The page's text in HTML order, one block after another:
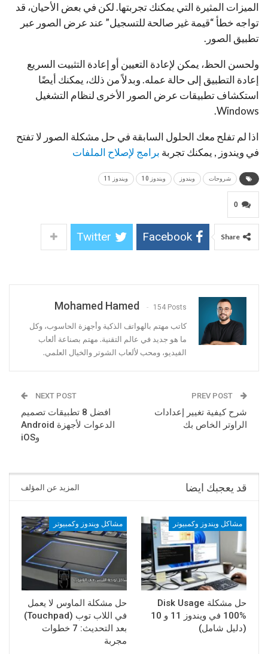
الميزات المثيرة التي يمكنك تجربتها. لكن في بعض الأحيان، قد
تواجه خطأ “قيمة غير صالحة للتسجيل” عند عرض الصور عبر
تطبيق الصور.
ولحسن الحظ، يمكن لإعادة التعيين أو إعادة التثبيت السريع
إعادة التطبيق إلى حالة عمله. وبدلاً من ذلك، يمكنك أيضًا
استكشاف تطبيقات عرض الصور الأخرى لنظام التشغيل
Windows.
اذا لم تفلح معك الحلول السابقة في حل مشكلة الصور لا تفتح
في ويندوز , يمكنك تجربة برامج لإصلاح الملفات
شروحات ويندوز ويندوز 10 ويندوز 11
0
Share
Facebook
Twitter
Mohamed Hamed 154 Posts
كاتب مهتم بالهواتف الذكية وأجهزة الحاسوب، وكل
ما هو جديد في عالم التقنية. مهتم بصناعة ألعاب
الفيديو، ومحب لألعاب الشوتر والخيال العلمي.
شرح كيفية تغيير إعدادات
الراوتر الخاص بك
NEXT POST
افضل 8 تطبيقات تصميم
الدعوات لأجهزة Android
وiOS
قد يعجبك ايضا المزيد عن المؤلف
مشاكل ويندوز وكمبيوتر
حل مشكلة Disk Usage
100% في ويندوز 11 و 10
(دليل شامل)
مشاكل ويندوز وكمبيوتر
حل مشكلة الماوس لا يعمل
في اللاب توب (Touchpad)
بعد التحديث: 7 خطوات
مجربة